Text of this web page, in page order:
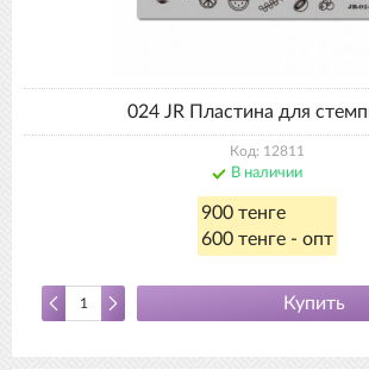
024 JR Пластина для
Код: 12811
В наличии
900 тенге
600 тенге - опт
Купить